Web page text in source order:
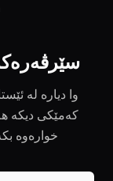
وا دیارە لە
کەمێکی دیکە
خوارەوە